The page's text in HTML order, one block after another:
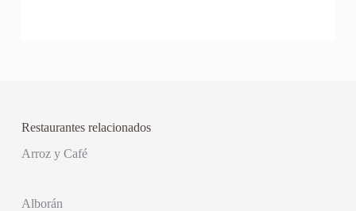
Restaurantes relacionados
Arroz y Café
Alborán